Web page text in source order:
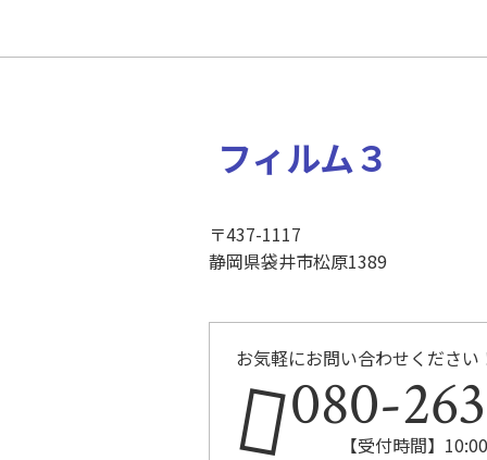
フィルム３
〒437-1117
静岡県袋井市松原1389
お気軽にお問い合わせください
080-【受付時間】